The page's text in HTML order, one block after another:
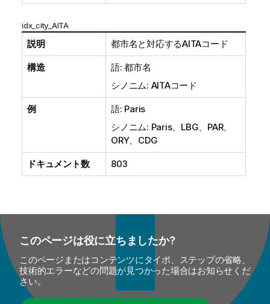
idx_city_AITA
説明 都市名と対応するAITAコード
構造
語: 都市名
シノニム: AITAコード
例
語: Paris
シノニム: Paris、LBG、PAR、
ORY、CDG
ドキュメント数 803
このページは役に立ちましたか?
このページまたはコンテンツにタイポ、ステップの省略、
技術的エラーなどの問題が見つかった場合はお知らせくだ
さい。